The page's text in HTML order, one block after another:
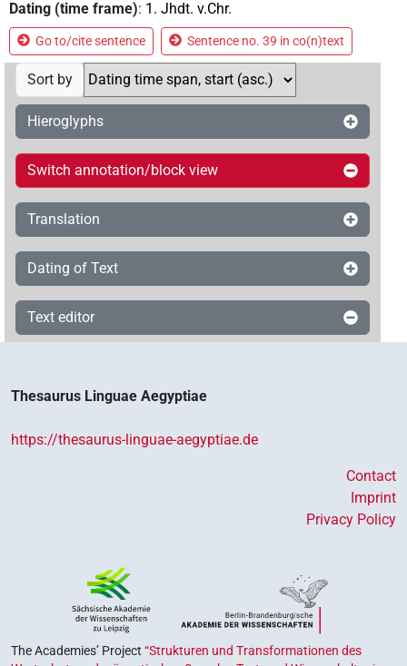
Dating (time frame): 1. Jhdt. v.Chr.
Go to/cite sentence Sentence no. 39 in co(n)text
Sort by
Hieroglyphs
Switch annotation/block view
Translation
Dating of Text
Text editor
Thesaurus Linguae Aegyptiae
https://thesaurus-linguae-aegyptiae.de
Contact
Imprint
Privacy Policy
The Academies’ Project “Strukturen und Transformationen des